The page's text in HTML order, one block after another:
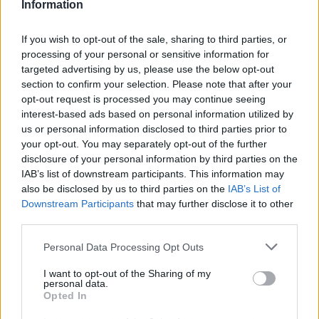
Information
If you wish to opt-out of the sale, sharing to third parties, or
processing of your personal or sensitive information for
targeted advertising by us, please use the below opt-out
section to confirm your selection. Please note that after your
opt-out request is processed you may continue seeing
interest-based ads based on personal information utilized by
us or personal information disclosed to third parties prior to
your opt-out. You may separately opt-out of the further
disclosure of your personal information by third parties on the
IAB’s list of downstream participants. This information may
also be disclosed by us to third parties on the IAB’s List of
Downstream Participants that may further disclose it to other
Personal Data Processing Opt Outs
I want to opt-out of the Sharing of my
personal data.
Opted In
Liaisons satellite et connexion
internet
Le Groupe INTRA
dispose de deux
systèmes de
transmission de
données parsatellite
permettant également
d’établir une connexion
internet et une liaison
premier système est
implanté à demeure
l’antenne satellite est
associée à un dispositif
derecherche et de